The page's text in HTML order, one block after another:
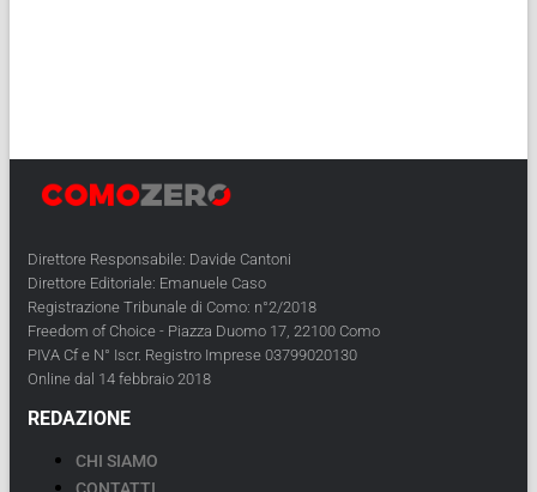
Direttore Responsabile: Davide Cantoni
Direttore Editoriale: Emanuele Caso
Registrazione Tribunale di Como: n°2/2018
Freedom of Choice - Piazza Duomo 17, 22100 Como
PIVA Cf e N° Iscr. Registro Imprese 03799020130
Online dal 14 febbraio 2018
REDAZIONE
CHI SIAMO